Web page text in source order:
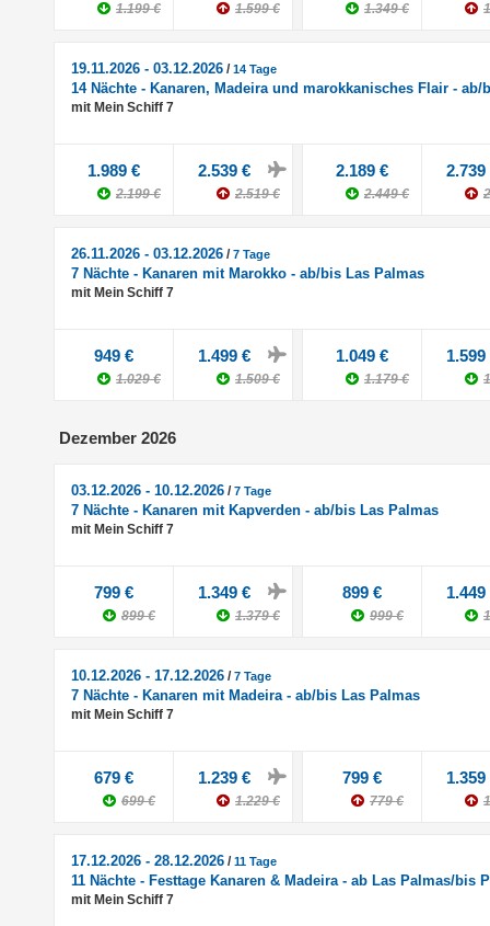
1.199 € 1.599 € 1.349 €
19.11.2026 - 03.12.2026 /14 Tage
14 Nächte - Kanaren, Madeira und marokkanisches Flair - ab/
mit Mein Schiff 7
1.989 €
2.199 €
2.539 €
2.519 €
2.189 €
2.449 €
2.739
26.11.2026 - 03.12.2026 /7 Tage
7 Nächte - Kanaren mit Marokko - ab/bis Las Palmas
mit Mein Schiff 7
949 €
1.029 €
1.499 €
1.509 €
1.049 €
1.179 €
1.599
Dezember 2026
03.12.2026 - 10.12.2026 /7 Tage
7 Nächte - Kanaren mit Kapverden - ab/bis Las Palmas
mit Mein Schiff 7
799 €
899 €
1.349 €
1.379 €
899 €
999 €
1.449
10.12.2026 - 17.12.2026 /7 Tage
7 Nächte - Kanaren mit Madeira - ab/bis Las Palmas
mit Mein Schiff 7
679 €
699 €
1.239 €
1.229 €
799 €
779 €
1.359
17.12.2026 - 28.12.2026 /11 Tage
11 Nächte - Festtage Kanaren & Madeira - ab Las Palmas/bis
mit Mein Schiff 7